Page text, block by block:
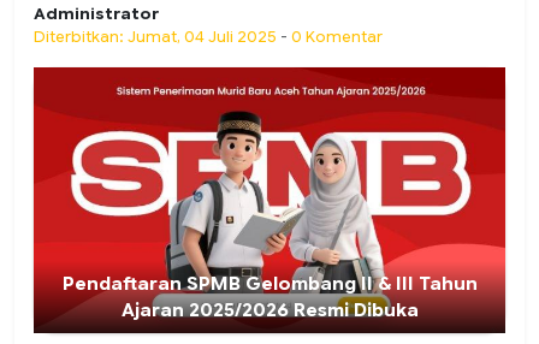
Administrator
Diterbitkan: Jumat, 04 Juli 2025 - 0 Komentar
Pendaftaran SPMB Gelombang II & III Tahun
Ajaran 2025/2026 Resmi Dibuka